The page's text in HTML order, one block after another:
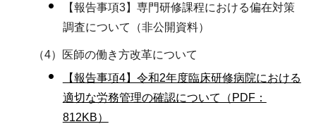
【報告事項3】専門研修課程における偏在対策
調査について（非公開資料）
（4）医師の働き方改革について
【報告事項4】令和2年度臨床研修病院における
適切な労務管理の確認について（PDF：
812KB）